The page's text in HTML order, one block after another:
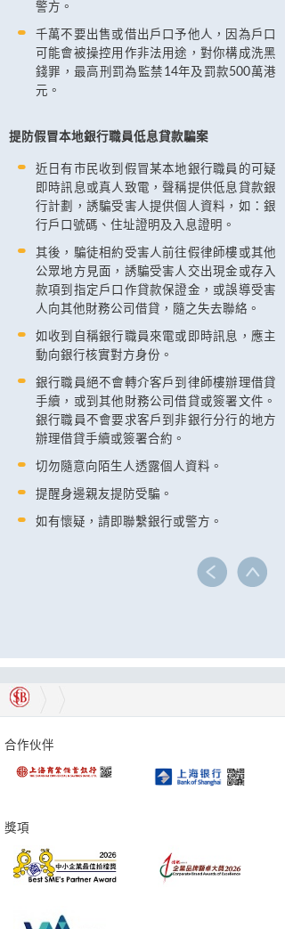
警方。
千萬不要出售或借出戶口予他人，因為戶口
可能會被操控用作非法用途，對你構成洗黑
錢罪，最高刑罰為監禁14年及罰款500萬港
元。
提防假冒本地銀行職員低息貸款騙案
近日有市民收到假冒某本地銀行職員的可疑
即時訊息或真人致電，聲稱提供低息貸款銀
行計劃，誘騙受害人提供個人資料，如：銀
行戶口號碼、住址證明及入息證明。
其後，騙徒相約受害人前往假律師樓或其他
公眾地方見面，誘騙受害人交出現金或存入
款項到指定戶口作貸款保證金，或誤導受害
人向其他財務公司借貸，隨之失去聯絡。
如收到自稱銀行職員來電或即時訊息，應主
動向銀行核實對方身份。
銀行職員絕不會轉介客戶到律師樓辦理借貸
手續，或到其他財務公司借貸或簽署文件。
銀行職員不會要求客戶到非銀行分行的地方
辦理借貸手續或簽署合約。
切勿隨意向陌生人透露個人資料。
提醒身邊親友提防受騙。
如有懷疑，請即聯繫銀行或警方。
合作伙伴
獎項